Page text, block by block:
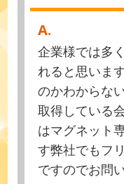
A.
企業様では多
れると思いま
のかわからな
取得している
はマグネット
す弊社でもフ
ですのでお問